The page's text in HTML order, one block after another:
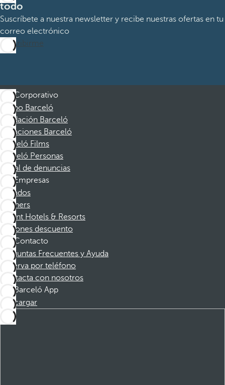
todo
Suscríbete a nuestra newsletter y recibe nuestras ofertas en tu
correo electrónico
Suscribirme
Corporativo
Grupo Barceló
Fundación Barceló
Vacaciones Barceló
Barceló Films
Barceló Personas
Canal de denuncias
Empresas
Afiliados
Partners
Dorint Hotels & Resorts
Cupones descuento
Contacto
Preguntas Frecuentes y Ayuda
Reserva por teléfono
Contacta con nosotros
Barceló App
Descargar